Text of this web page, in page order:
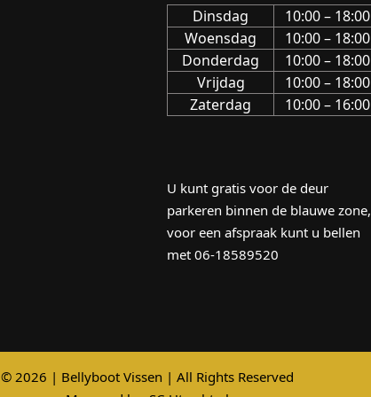
Dinsdag
10:00 – 18:00
Woensdag
10:00 – 18:00
Donderdag
10:00 – 18:00
Vrijdag
10:00 – 18:00
Zaterdag
10:00 – 16:00
U kunt gratis voor de deur
parkeren binnen de blauwe zone,
voor een afspraak kunt u bellen
met 06-18589520
© 2026 | Bellyboot Vissen | All Rights Reserved